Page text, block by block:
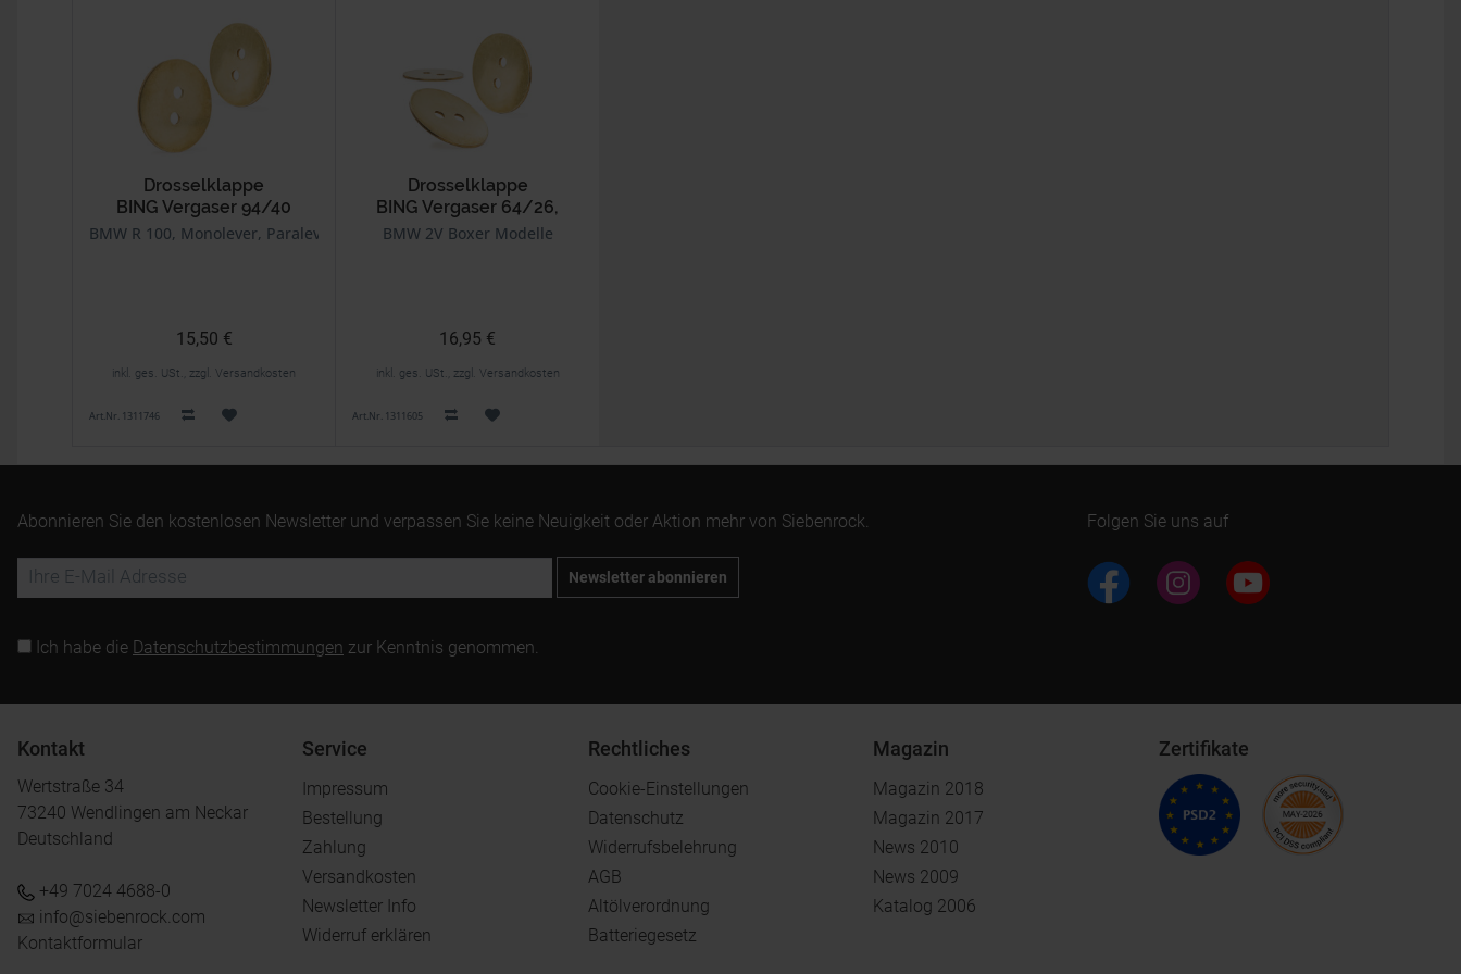
Drosselklappe
BING Vergaser 94/40
BMW R 100, Monolever, Paralever
15,50 €
inkl. ges. USt., zzgl. Versandkosten
Art.Nr. 1311746
Drosselklappe
BING Vergaser 64/26,
64/28, 64/32
BMW 2V Boxer Modelle
16,95 €
inkl. ges. USt., zzgl. Versandkosten
Art.Nr. 1311605
Abonnieren Sie den kostenlosen Newsletter und verpassen Sie keine Neuigkeit oder Aktion mehr von Siebenrock.
Newsletter abonnieren
Ich habe die Datenschutzbestimmungen zur Kenntnis genommen.
Folgen Sie uns auf
Kontakt
Wertstraße 34
73240 Wendlingen am Neckar
Deutschland
+49 7024 4688-0
info@siebenrock.com
Kontaktformular
Service
Impressum
Bestellung
Zahlung
Versandkosten
Newsletter Info
Widerruf erklären
Rechtliches
Cookie-Einstellungen
Datenschutz
Widerrufsbelehrung
AGB
Altölverordnung
Batteriegesetz
Magazin
Magazin 2018
Magazin 2017
News 2010
News 2009
Katalog 2006
Zertifikate